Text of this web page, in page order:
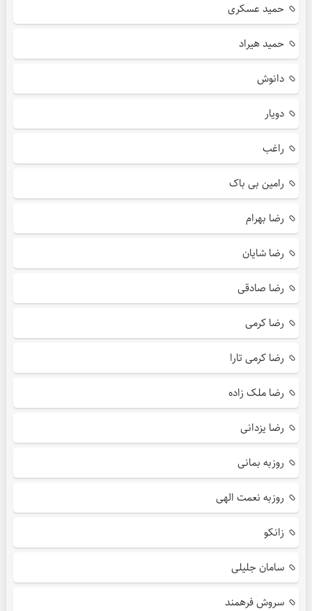
حمید عسکری
حمید هیراد
دانوش
دویار
راغب
رامین بی باک
رضا بهرام
رضا شایان
رضا صادقی
رضا کرمی
رضا کرمی تارا
رضا ملک زاده
رضا یزدانی
روزبه بمانی
روزبه نعمت الهی
زانکو
سامان جلیلی
سروش فرهمند